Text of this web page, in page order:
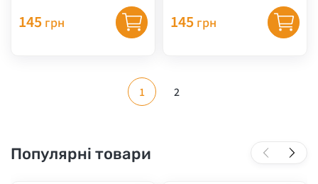
145 грн 145 грн
1 2
Популярні товари